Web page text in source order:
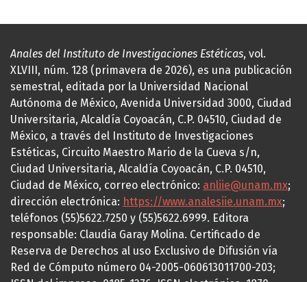
Anales del Instituto de Investigaciones Estéticas, vol.
XLVIII, núm. 128 (primavera de 2026), es una publicación
semestral, editada por la Universidad Nacional
Autónoma de México, Avenida Universidad 3000, Ciudad
Universitaria, Alcaldía Coyoacán, C.P. 04510, Ciudad de
México, a través del Instituto de Investigaciones
Estéticas, Circuito Maestro Mario de la Cueva s/n,
Ciudad Universitaria, Alcaldía Coyoacán, C.P. 04510,
Ciudad de México, correo electrónico: anliie@unam.mx;
dirección electrónica: https://www.analesiie.unam.mx;
teléfonos (55)5622.7250 y (55)5622.6999. Editora
responsable: Claudia Garay Molina. Certificado de
Reserva de Derechos al uso Exclusivo de Difusión vía
Red de Cómputo número 04-2005-060613011700-203;